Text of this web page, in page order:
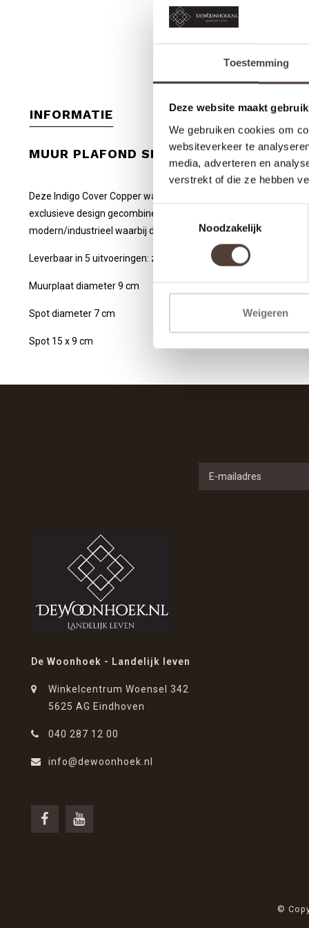
Toestemming
Deze website maakt
We gebruiken cookies om
websiteverkeer te
media, adverteren en
verstrekt of die ze hebben
Toestemmingsselectie
Noodzakelijk
Weigeren
INFORMATIE
MUUR PLAFOND SPOT INDIGO COVER
Deze Indigo Cover Copper wandspot - plafondspot is hand
exclusieve design gecombineerd met het hoge
modern/industrieel waarbij de stoere industriële look zorgt
Leverbaar in 5 uitvoeringen: zwart - zilver - messing - rood
Muurplaat diameter 9 cm
Spot diameter 7 cm
Spot 15 x 9 cm
De Woonhoek - Landelijk leven
Winkelcentrum Woensel 342
5625 AG Eindhoven
040 287 12 00
info@dewoonhoek.nl
©